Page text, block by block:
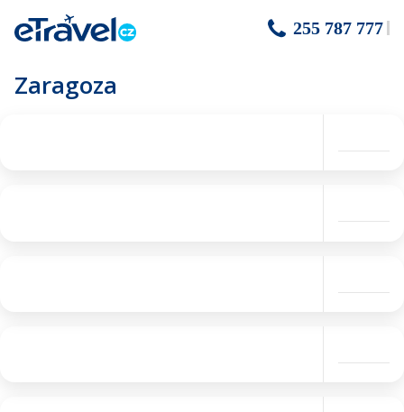
255 787 777
Zaragoza